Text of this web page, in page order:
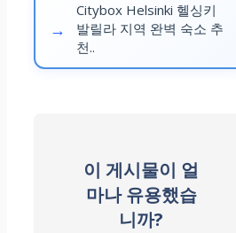
Citybox Helsinki 헬싱키
발릴라 지역 완벽 숙소 추
천..
이 게시물이 얼
마나 유용했습
니까?